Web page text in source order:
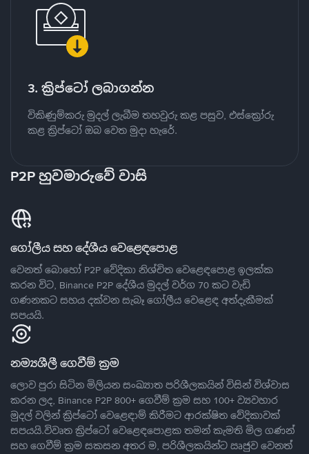
3. ක්‍රිප්ටෝ ලබාගන්න
විකිණුම්කරු මුදල් ලැබීම තහවුරු කළ පසුව, එස්ක්‍රෝරු
කළ ක්‍රිප්ටෝ ඔබ වෙත මුදා හැරේ.
P2P හුවමාරුවේ වාසි
ගෝලීය සහ දේශීය වෙළෙඳපොළ
වෙනත් බොහෝ P2P වේදිකා නිශ්චිත වෙළෙඳපොළ ඉලක්ක
කරන විට, Binance P2P දේශීය මුදල් වර්ග 70 කට වැඩි
ගණනකට සහය දක්වන සැබෑ ගෝලීය වෙළෙඳ අත්දැකීමක්
සපයයි.
නම්‍යශීලී ගෙවීම් ක්‍රම
ලොව පුරා සිටින මිලියන සංඛ්‍යාත පරිශීලකයින් විසින් විශ්වාස
කරන ලද, Binance P2P 800+ ගෙවීම් ක්‍රම සහ 100+ ව්‍යවහාර
මුදල් වලින් ක්‍රිප්ටෝ වෙළෙඳාම් කිරීමට ආරක්ෂිත වේදිකාවක්
සපයයි.විවෘත ක්‍රිප්ටෝ වෙළෙඳපොළක තමන් කැමති මිල ගණන්
සහ ගෙවීම් ක්‍රම සකසන අතර ම, පරිශීලකයින්ට ඍජුව වෙනත්